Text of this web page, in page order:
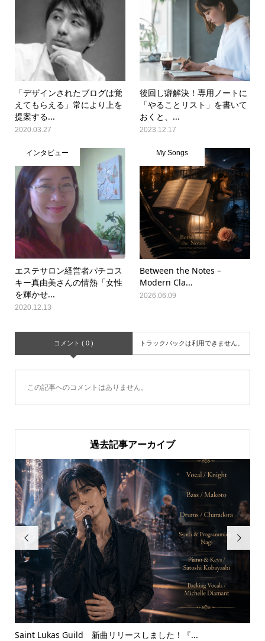
「デザインされたブログは覚
えてもらえる」常により上を
提案する...
2020.03.27
後回し癖解決！専用ノートに
「やることリスト」を書いて
おくと、...
2023.12.17
インタビュー
エステサロン経営者パチコス
キー真由美さんの情熱「女性
を輝かせ...
2020.12.13
My Songs
Between the Notes –
Modern Cla...
2026.06.09
コメント ( 0 ) トラックバックは利用できません。
この記事へのコメントはありません。
過去記事アーカイブ

Saint Lukas Guild 新曲リリースしました！『...
